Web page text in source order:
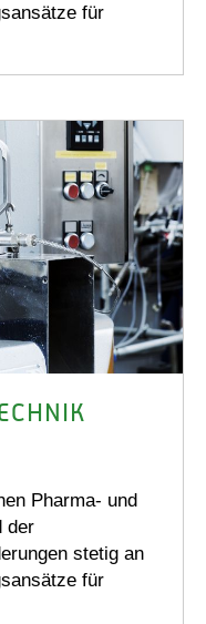
für
Pharma- und
der
stetig an
für